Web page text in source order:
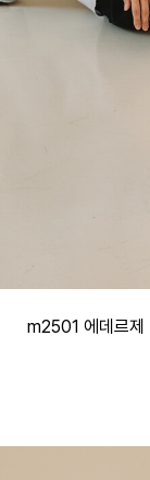
m2501 에데르제